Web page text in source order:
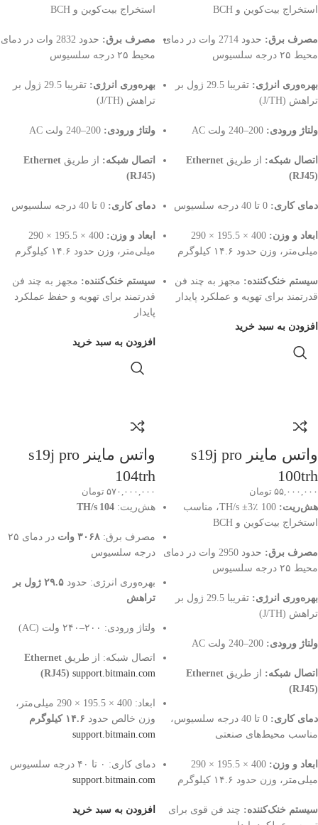
استخراج بیت‌کوین و BCH
مصرف برق:
حدود 2714 وات در دمای
محیط ۲۵ درجه سلسیوس
بهره‌وری انرژی:
تقریبا 29.5 ژول بر
تراهش (J/TH)
ولتاژ ورودی:
اتصال شبکه: از طریق Ethernet
(RJ45)
دمای کاری:
ابعاد و وزن:
400 × 195.5 × 290
میلی‌متر، وزن حدود ۱۴.۶ کیلوگرم
سیستم خنک‌کننده: مجهز به چند فن
قدرتمند برای تهویه و عملکرد پایدار
افزودن به سبد خرید
استخراج بیت‌کوین و BCH
مصرف برق:
حدود 2832 وات در دمای
محیط ۲۵ درجه سلسیوس
بهره‌وری انرژی:
تقریبا 29.5 ژول بر
تراهش (J/TH)
ولتاژ ورودی:
اتصال شبکه: از طریق Ethernet
(RJ45)
دمای کاری:
ابعاد و وزن:
400 × 195.5 × 290
میلی‌متر، وزن حدود ۱۴.۶ کیلوگرم
سیستم خنک‌کننده: مجهز به چند فن
قدرتمند برای تهویه و حفظ عملکرد
پایدار
افزودن به سبد خرید
واتس ماینر s19j pro
100trh
۵۵,۰۰۰,۰۰۰ تومان
هش‌ریت:
100 TH/s ±3٪، مناسب
استخراج بیت‌کوین و BCH
مصرف برق:
حدود 2950 وات در دمای
محیط ۲۵ درجه سلسیوس
بهره‌وری انرژی:
تقریبا 29.5 ژول بر
تراهش (J/TH)
ولتاژ ورودی:
اتصال شبکه: از طریق Ethernet
(RJ45)
دمای کاری:
0 تا 40 درجه سلسیوس،
مناسب محیط‌های صنعتی
ابعاد و وزن:
400 × 195.5 × 290
میلی‌متر، وزن حدود ۱۴.۶ کیلوگرم
سیستم خنک‌کننده: چند فن قوی برای
واتس ماینر s19j pro
104trh
۵۷۰,۰۰۰,۰۰۰ تومان
هش‌ریت: 104 TH/s
مصرف برق: ۳۰۶۸ وات
در دمای ۲۵
درجه سلسیوس
بهره‌وری انرژی: حدود
۲۹.۵ ژول بر
تراهش
ولتاژ ورودی: ۲۰۰–۲۴۰ ولت (AC)
اتصال شبکه: از طریق Ethernet
(RJ45) support.bitmain.com
ابعاد: 400 × 195.5 × 290 میلی‌متر،
وزن خالص حدود ۱۴.۶ کیلوگرم
support.bitmain.com
دمای کاری: ۰ تا ۴۰ درجه سلسیوس
support.bitmain.com
افزودن به سبد خرید